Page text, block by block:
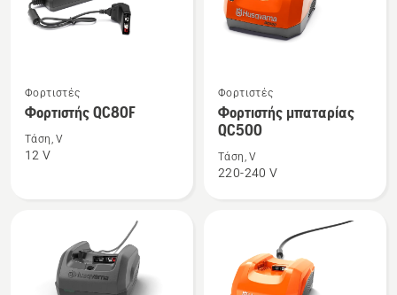
περισσότερες
λεπτομέρειες
για
Φορτιστές
Φορτιστής QC80F
Τάση, V
12 V
περισσότερες
λεπτομέρειες
Φορτιστές
Φορτιστής μπαταρίας
QC500
Τάση, V
220-240 V